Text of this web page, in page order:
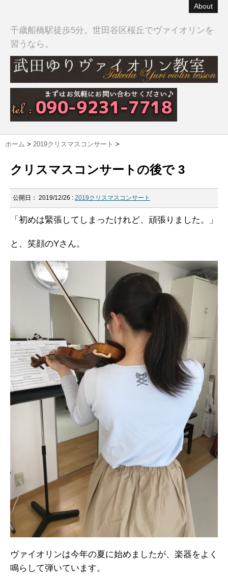
About
千歳船橋駅徒歩5分。世田谷区桜丘でヴァイオリンを
習うなら。
ホーム > 2019クリスマスコンサート >
クリスマスコンサートの後で 3
公開日： 2019/12/26 : 2019クリスマスコンサート
「初めは緊張してしまったけれど、頑張りました。」
と、笑顔のYさん。
ヴァイオリンは今年の夏に始めましたが、楽器をよく
鳴らして弾いています。